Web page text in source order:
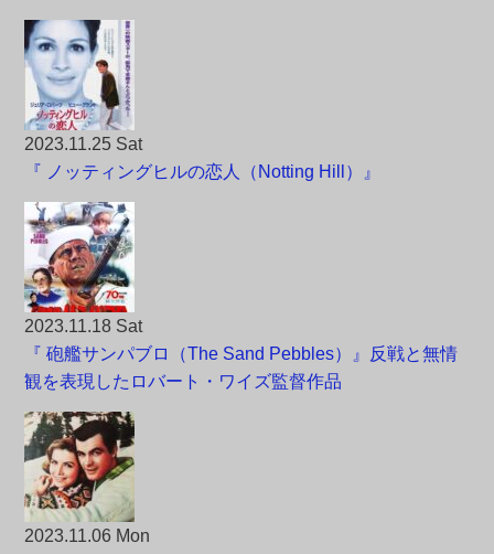
2023.11.25 Sat
『 ノッティングヒルの恋人（Notting Hill）』
2023.11.18 Sat
『 砲艦サンパブロ（The Sand Pebbles）』反戦と無情
観を表現したロバート・ワイズ監督作品
2023.11.06 Mon